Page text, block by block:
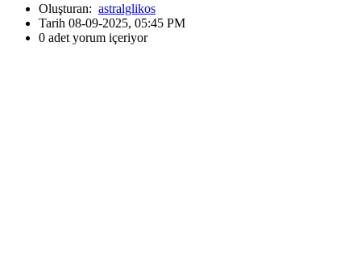
Oluşturan: astralglikos
Tarih 08-09-2025, 05:45 PM
0 adet yorum içeriyor